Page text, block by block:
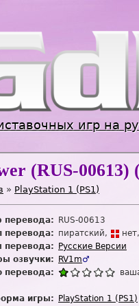
игр на
(RUS-00613)
» PlayStation 1 (PS1)
перевода:
RUS-00613
перевода: пиратский нет
перевода:
Русские Версии
озвучки:
RV1m♂
перевода:
игры:
PlayStation 1 (PS1)